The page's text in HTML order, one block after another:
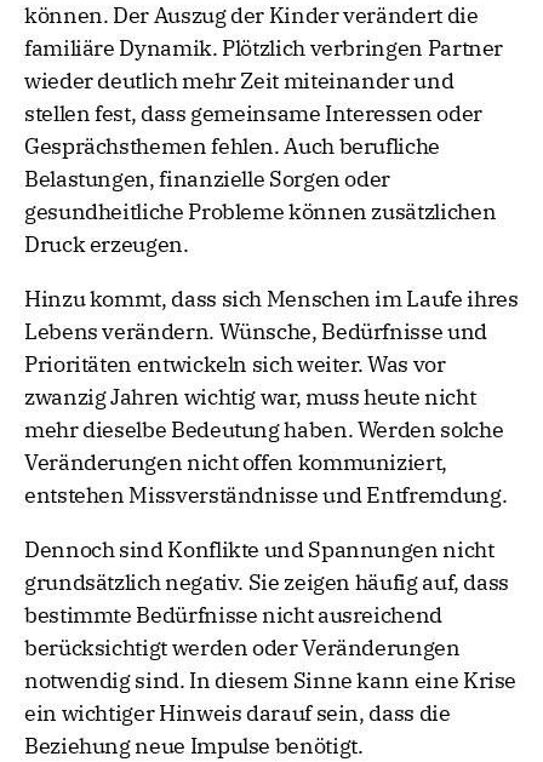
können. Der Auszug der Kinder verändert die
familiäre Dynamik. Plötzlich verbringen Partner
wieder deutlich mehr Zeit miteinander und
stellen fest, dass gemeinsame Interessen oder
Gesprächsthemen fehlen. Auch berufliche
Belastungen, finanzielle Sorgen oder
gesundheitliche Probleme können zusätzlichen
Druck erzeugen.
Hinzu kommt, dass sich Menschen im Laufe ihres
Lebens verändern. Wünsche, Bedürfnisse und
Prioritäten entwickeln sich weiter. Was vor
zwanzig Jahren wichtig war, muss heute nicht
mehr dieselbe Bedeutung haben. Werden solche
Veränderungen nicht offen kommuniziert,
entstehen Missverständnisse und Entfremdung.
Dennoch sind Konflikte und Spannungen nicht
grundsätzlich negativ. Sie zeigen häufig auf, dass
bestimmte Bedürfnisse nicht ausreichend
berücksichtigt werden oder Veränderungen
notwendig sind. In diesem Sinne kann eine Krise
ein wichtiger Hinweis darauf sein, dass die
Beziehung neue Impulse benötigt.